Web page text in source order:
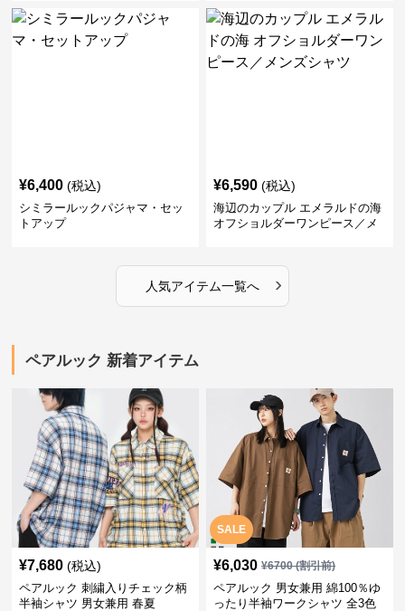
¥6,400 (税込)
シミラールックパジャマ・セッ
トアップ
¥6,590 (税込)
海辺のカップル エメラルドの海
オフショルダーワンピース／メ
人気アイテム一覧へ ›
ペアルック 新着アイテム
¥7,680 (税込)
ペアルック 刺繍入りチェック柄
半袖シャツ 男女兼用 春夏
SALE
¥6,030 ¥6700(割引前)
ペアルック 男女兼用 綿100％ゆ
ったり半袖ワークシャツ 全3色